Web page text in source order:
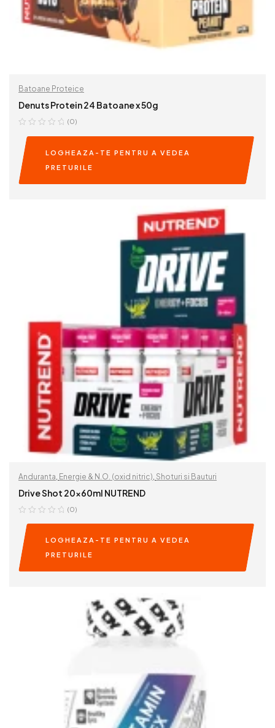
Batoane Proteice
Denuts Protein 24 Batoane x 50g
(0)
LOGHEAZA-TE PENTRU A VEDEA
PRETURILE
READ MORE
Anduranta Energie & N.O. (oxid nitric) Shoturi si Bauturi
Drive Shot 20x60ml NUTREND
(0)
LOGHEAZA-TE PENTRU A VEDEA
PRETURILE
READ MORE